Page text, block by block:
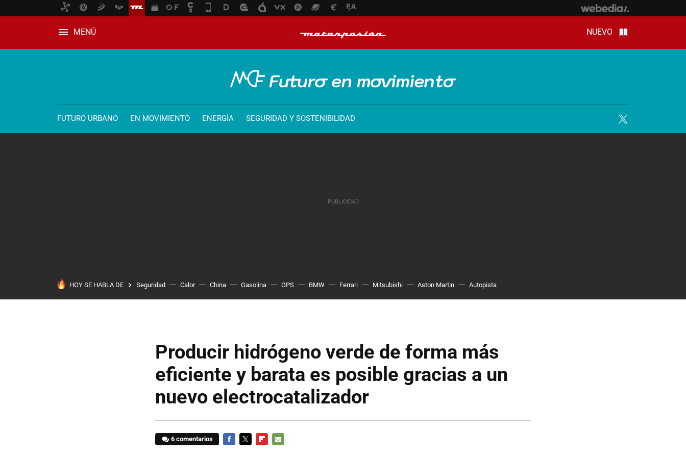
MENÚ NUEVO
FUTURO URBANO EN MOVIMIENTO ENERGÍA SEGURIDAD Y SOSTENIBILIDAD
HOY SE HABLA DE Seguridad Calor China Gasolina GPS BMW Ferrari Mitsubishi Aston Martin Autopista
Producir hidrógeno verde de forma más
eficiente y barata es posible gracias a un
nuevo electrocatalizador
6 comentarios